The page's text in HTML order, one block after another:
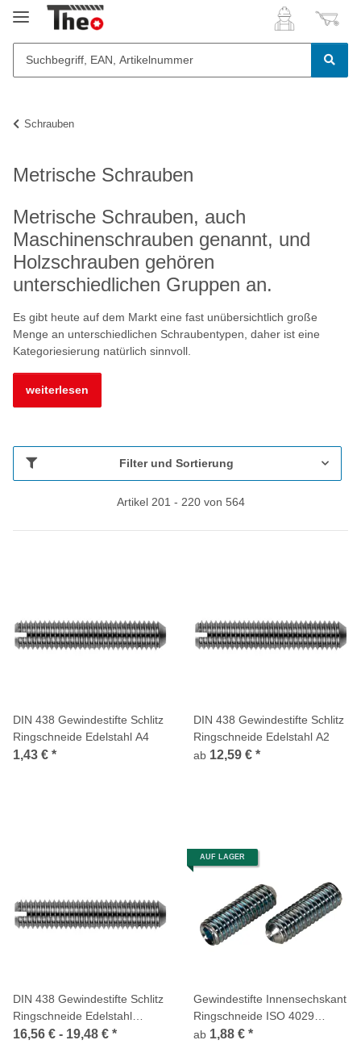
Schrauben
Metrische Schrauben
Metrische Schrauben, auch
Maschinenschrauben genannt, und
Holzschrauben gehören
unterschiedlichen Gruppen an.
Es gibt heute auf dem Markt eine fast unübersichtlich große
Menge an unterschiedlichen Schraubentypen, daher ist eine
Kategoriesierung natürlich sinnvoll.
weiterlesen
Filter und Sortierung
Artikel 201 - 220 von 564
DIN 438 Gewindestifte Schlitz
Ringschneide Edelstahl A4
1,43 € *
DIN 438 Gewindestifte Schlitz
Ringschneide Edelstahl A2
ab 12,59 € *
DIN 438 Gewindestifte Schlitz
Ringschneide Edelstahl
1.4305
16,56 € - 19,48 € *
AUF LAGER
Gewindestifte Innensechskant
Ringschneide ISO 4029
verzinkt 45H
ab 1,88 € *